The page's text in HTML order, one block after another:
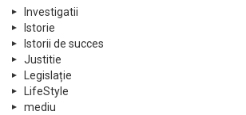
Investigatii
Istorie
Istorii de succes
Justitie
Legislație
LifeStyle
mediu